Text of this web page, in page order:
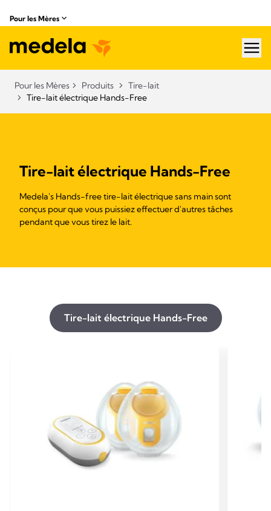
Pour les Mères
Pour les Mères Produits
Tire-lait
Tire-lait électrique Hands-Free
Tire-lait électrique Hands-Free
Medela's Hands-free tire-lait électrique sans main sont
conçus pour que vous puissiez effectuer d'autres tâches
pendant que vous tirez le lait.
Tire-lait électrique Hands-Free